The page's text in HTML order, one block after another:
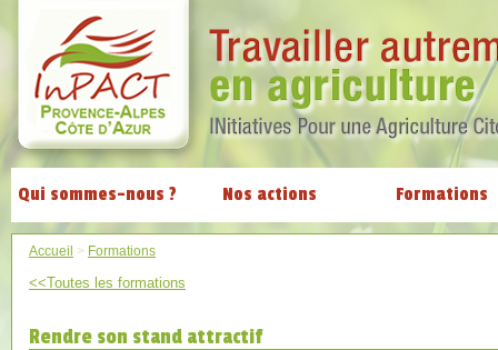
Qui sommes-nous ? Nos actions Formations
Accueil > Formations
<<Toutes les formations
Rendre son stand attractif